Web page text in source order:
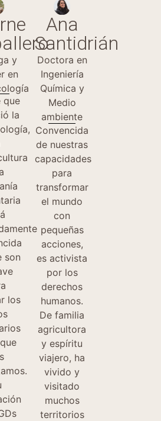
y
en
que
la
son
los
Ana
Santidrián
Doctora en
Ingeniería
Química y
Medio
ambiente
Convencida
de nuestras
capacidades
para
transformar
el mundo
con
pequeñas
acciones,
es activista
por los
derechos
humanos.
De familia
agricultora
y espíritu
viajero, ha
vivido y
visitado
muchos
territorios